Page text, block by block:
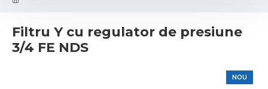
Filtru Y cu regulator de presiune
3/4 FE NDS
NOU